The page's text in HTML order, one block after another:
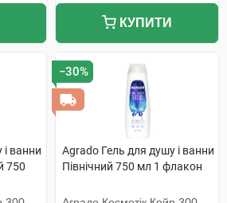
КУПИТИ
ванни
750
−30%
Agrado Гель для душу і ванни
Північний 750 мл 1 флакон